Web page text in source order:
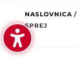
NASLOVNICA/
SPREJ